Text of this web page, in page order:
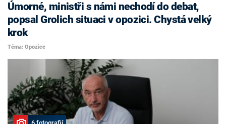
Úmorné, ministři s námi nechodí do debat,
popsal Grolich situaci v opozici. Chystá velký
krok
Téma: Opozice